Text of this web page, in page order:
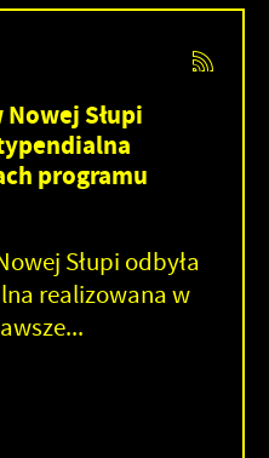
Słupi
programu
Słupi odbyła
realizowana w